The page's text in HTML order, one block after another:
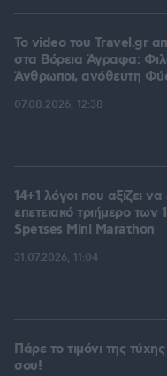
To video του Travel.gr
στα Βόρεια Άγραφα:
Άνθρωποι, ανόθευτη
07.08.2026, 12:38
14+1 λόγοι που αξίζει να
επετειακό τριήμερο
Spetses Mini Marathon
31.07.2026, 11:04
Πάρε το τιμόνι της
σου!